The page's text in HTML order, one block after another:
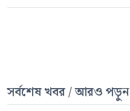
সর্বশেষ খবর / আরও পড়ুন